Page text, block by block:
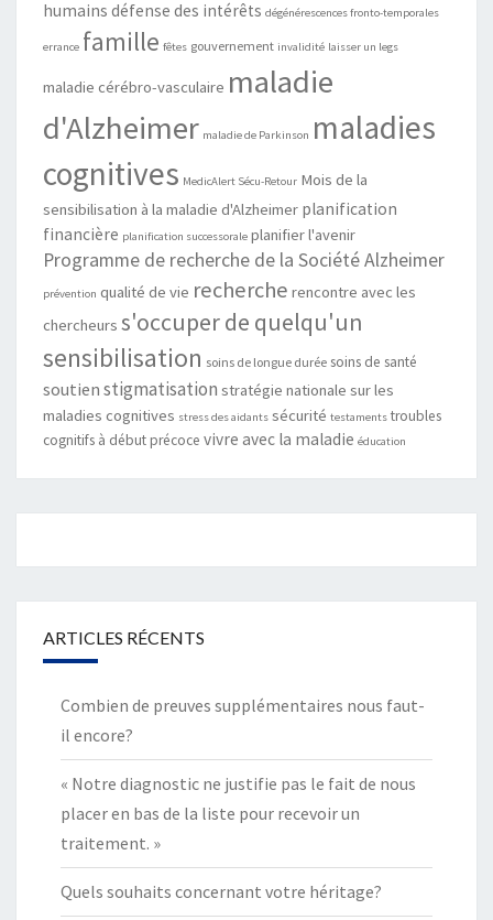
humains défense des intérêts dégénérescences fronto-temporales
errance famille fêtes gouvernement invalidité laisser un legs
maladie cérébro-vasculaire maladie
d'Alzheimer maladie de Parkinson maladies
cognitives MedicAlert Sécu-Retour Mois de la
sensibilisation à la maladie d'Alzheimer planification
financière planification successorale planifier l'avenir
Programme de recherche de la Société Alzheimer
prévention qualité de vie recherche rencontre avec les
chercheurs s'occuper de quelqu'un
sensibilisation soins de longue durée soins de santé
soutien stigmatisation stratégie nationale sur les
maladies cognitives stress des aidants sécurité testaments troubles
cognitifs à début précoce vivre avec la maladie éducation
ARTICLES RÉCENTS
Combien de preuves supplémentaires nous faut-
il encore?
« Notre diagnostic ne justifie pas le fait de nous
placer en bas de la liste pour recevoir un
traitement. »
Quels souhaits concernant votre héritage?